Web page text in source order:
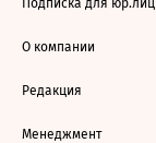
Подписка для юр.лиц
О компании
Редакция
Менеджмент